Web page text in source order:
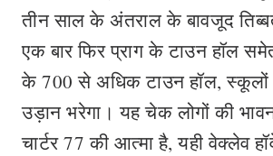
तीन साल के अंतराल के बावजूद
एक बार फिर प्राग के टाउन हॉल
के 700 से अधिक टाउन हॉल,
उड़ान भरेगा। यह चेक लोगों की
चार्टर 77 की आत्मा है, यही वेक्लेव